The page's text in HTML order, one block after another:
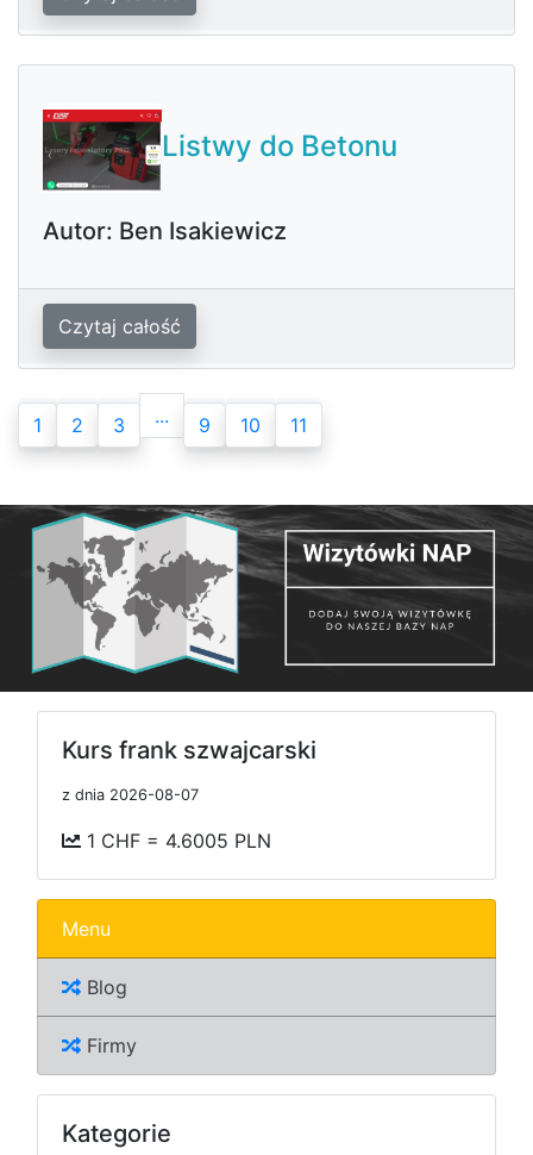
Listwy do Betonu
Autor: Ben Isakiewicz
Czytaj całość
1 2 3 ... 9 10 11
Kurs frank szwajcarski
z dnia 2026-08-07
1 CHF = 4.6005 PLN
Menu
Blog
Firmy
Kategorie